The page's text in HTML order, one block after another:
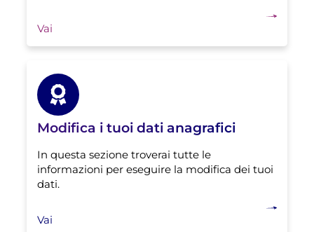
Vai
Modifica i tuoi dati anagrafici
In questa sezione troverai tutte le
informazioni per eseguire la modifica dei tuoi
dati.
Vai